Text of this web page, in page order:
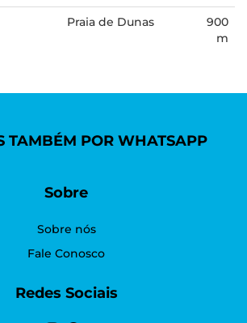
Praia de Dunas
900
m
TAMBÉM POR WHATSAPP
Sobre
Sobre nós
Fale Conosco
Redes Sociais